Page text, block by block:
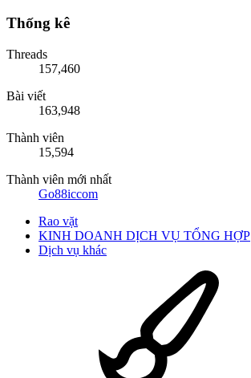
Thống kê
Threads
157,460
Bài viết
163,948
Thành viên
15,594
Thành viên mới nhất
Go88iccom
Rao vặt
KINH DOANH DỊCH VỤ TỔNG HỢP
Dịch vụ khác